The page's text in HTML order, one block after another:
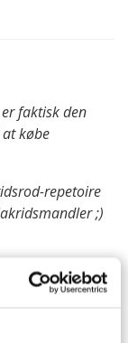
faktisk den
købe
repetoire
;)